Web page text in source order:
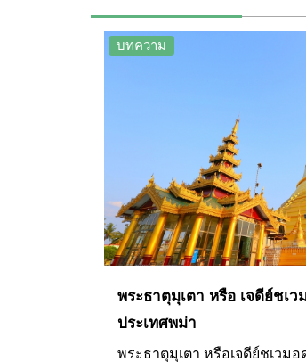
บทความ
พระธาตุมุเตา หรือ เจดีย์ชเว
ประเทศพม่า
พระธาตุมุเตา หรือเจดีย์ชเวม